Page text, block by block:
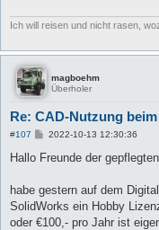
Ich will reisen und nicht rasen,
magboehm
Überholer
Re: CAD-Nutzung
#107
B
i
a
g
2022-10-13 12:30:36
Hallo Freunde der
habe gestern auf dem
SolidWorks ein Hobby
oder €100,- pro Jahr ist